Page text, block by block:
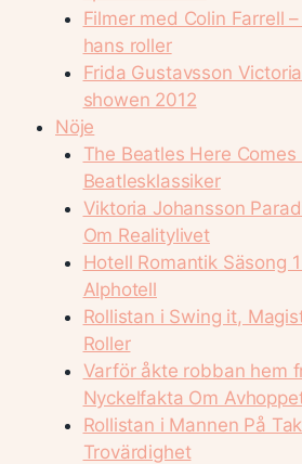
Filmer med Colin Farrell
hans roller
Frida Gustavsson
showen 2012
Nöje
The Beatles Here
Beatlesklassiker
Viktoria Johansson
Om Realitylivet
Hotell Romantik Säsong
Alphotell
Rollistan i Swing it,
Roller
Varför åkte robban hem
Nyckelfakta Om
Rollistan i Mannen På
Trovärdighet